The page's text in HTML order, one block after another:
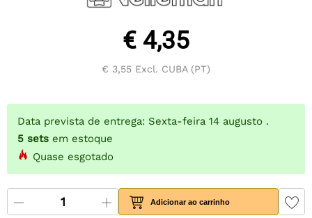
€ 4,35
€ 3,55 Excl. CUBA (PT)
Data prevista de entrega: Sexta-feira 14 augusto .
5 sets em estoque
Quase esgotado
Adicionar ao carrinho